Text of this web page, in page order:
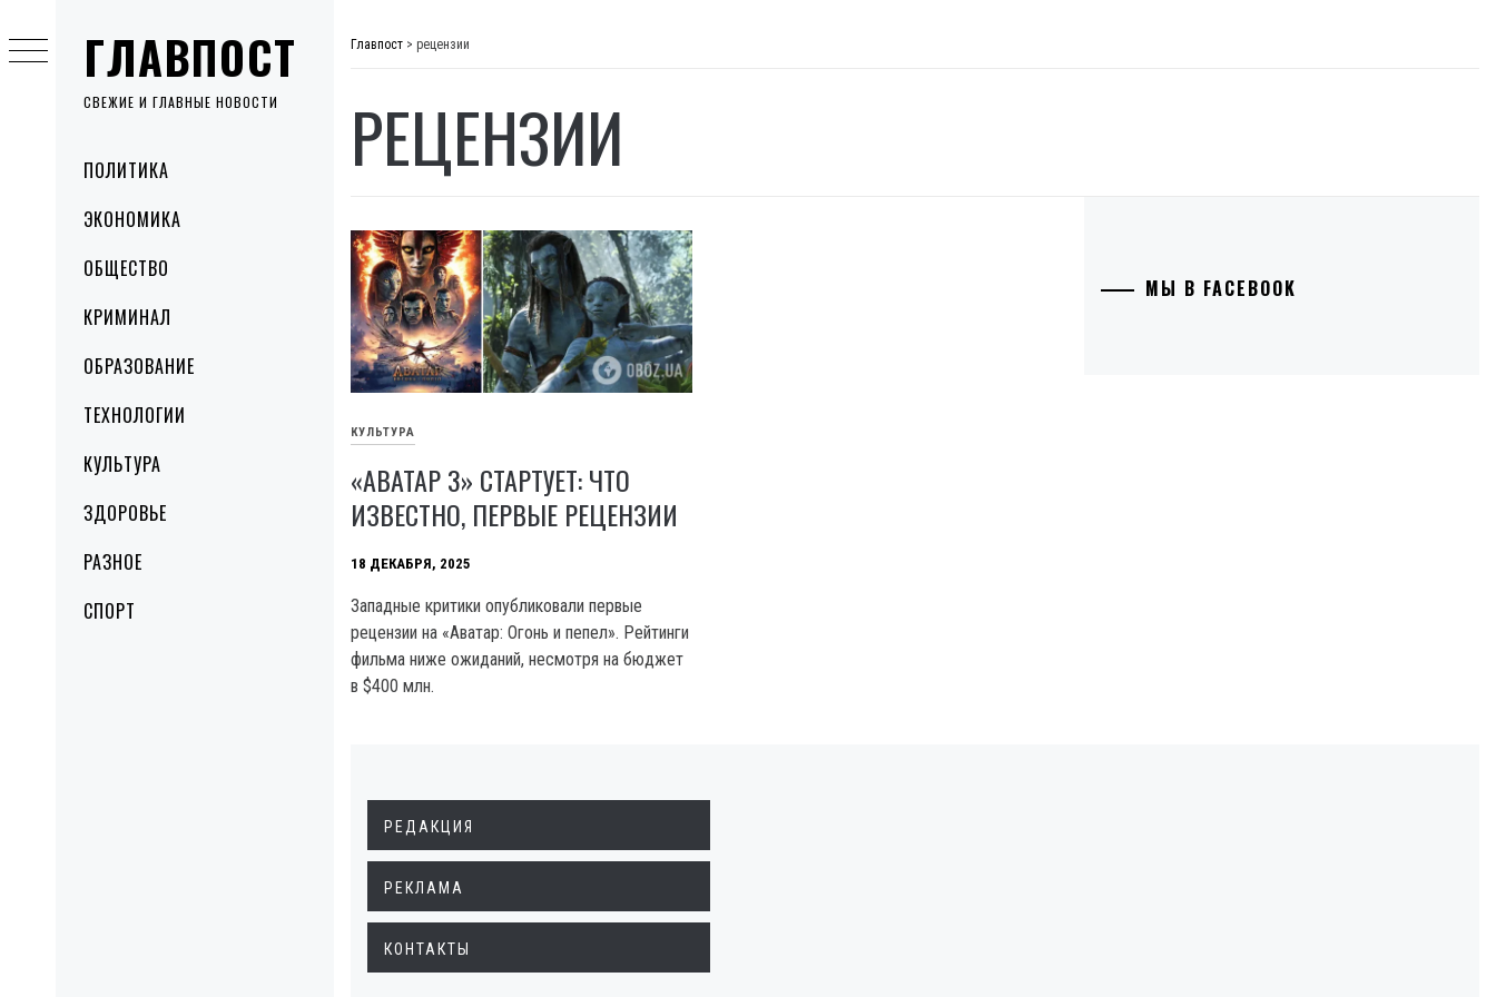
ГЛАВПОСТ
СВЕЖИЕ И ГЛАВНЫЕ НОВОСТИ
MenuПОЛИТИКА
ЭКОНОМИКА
ОБЩЕСТВО
КРИМИНАЛ
ОБРАЗОВАНИЕ
ТЕХНОЛОГИИ
КУЛЬТУРА
ЗДОРОВЬЕ
РАЗНОЕ
СПОРТ
to
content
Главпост > рецензии
РЕЦЕНЗИИ
КУЛЬТУРА
«АВАТАР 3» СТАРТУЕТ: ЧТО
ИЗВЕСТНО, ПЕРВЫЕ РЕЦЕНЗИИ
18 ДЕКАБРЯ, 2025
Западные критики опубликовали первые
рецензии на «Аватар: Огонь и пепел». Рейтинги
фильма ниже ожиданий, несмотря на бюджет
в $400 млн.
МЫ В FACEBOOK
РЕДАКЦИЯ
РЕКЛАМА
КОНТАКТЫ